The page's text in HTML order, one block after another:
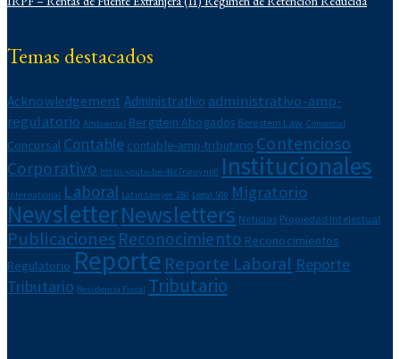
Newsletters
Propiedad Intelectual
Reconocimientos
Regulatorio
Reporte Corporativo
Reporte Laboral
Reporte Tributario
Temas destacados
Acknowledgement Administrativo administrativo-amp-
regulatorio Ambiental Bergstein Abogados Bergstein Law Comercial
Concursal Contable contable-amp-tributario Contencioso
Corporativo https-youtu-be-46c7rwuynn0 Institucionales
International Laboral Latin Lawyer 250 Legal 500 Migratorio
NewsletterNewsletters Noticias Propiedad Intelectual
Publicaciones Reconocimiento Reconocimientos
Regulatorio Reporte Reporte Laboral Reporte
Tributario Residencia Fiscal Tributario